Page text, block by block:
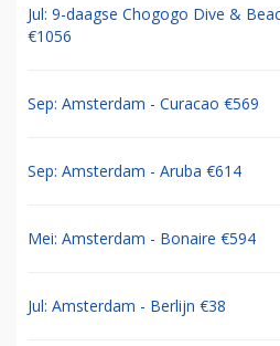
Jul: 9-daagse Chogogo Dive &
€1056
Sep: Amsterdam - Curacao €569
Sep: Amsterdam - Aruba €614
Mei: Amsterdam - Bonaire €594
Jul: Amsterdam - Berlijn €38